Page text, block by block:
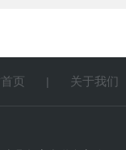
页 | 关于我们